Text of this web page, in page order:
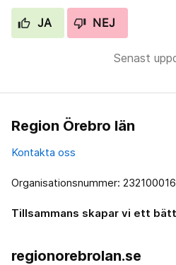
JA NEJ
Senast
Region Örebro län
Kontakta oss
Organisationsnummer:
Tillsammans skapar vi ett
regionorebrolan.se